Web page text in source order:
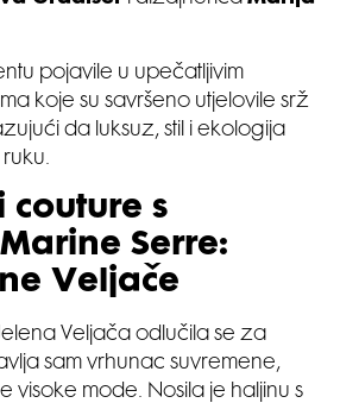
pojavile u upečatljivim
koje su savršeno utjelovile srž
da luksuz, stil i ekologija
couture s
Serre:
Veljače
Veljača odlučila se za
sam vrhunac suvremene,
visoke mode. Nosila je haljinu s